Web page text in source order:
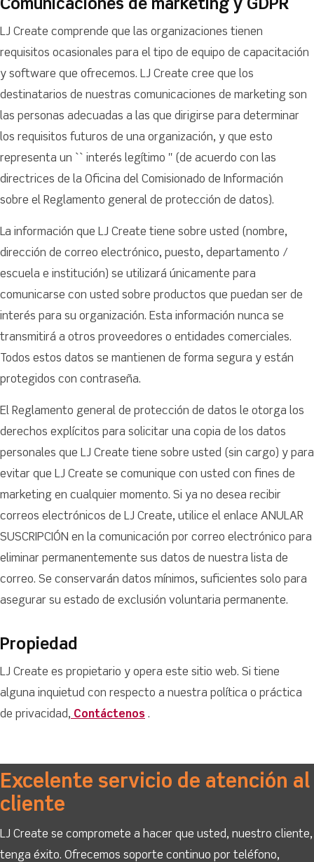
Comunicaciones de marketing y GDPR
LJ Create comprende que las organizaciones tienen
requisitos ocasionales para el tipo de equipo de capacitación
y software que ofrecemos. LJ Create cree que los
destinatarios de nuestras comunicaciones de marketing son
las personas adecuadas a las que dirigirse para determinar
los requisitos futuros de una organización, y que esto
representa un `` interés legítimo '' (de acuerdo con las
directrices de la Oficina del Comisionado de Información
sobre el Reglamento general de protección de datos).
La información que LJ Create tiene sobre usted (nombre,
dirección de correo electrónico, puesto, departamento /
escuela e institución) se utilizará únicamente para
comunicarse con usted sobre productos que puedan ser de
interés para su organización. Esta información nunca se
transmitirá a otros proveedores o entidades comerciales.
Todos estos datos se mantienen de forma segura y están
protegidos con contraseña.
El Reglamento general de protección de datos le otorga los
derechos explícitos para solicitar una copia de los datos
personales que LJ Create tiene sobre usted (sin cargo) y para
evitar que LJ Create se comunique con usted con fines de
marketing en cualquier momento. Si ya no desea recibir
correos electrónicos de LJ Create, utilice el enlace ANULAR
SUSCRIPCIÓN en la comunicación por correo electrónico para
eliminar permanentemente sus datos de nuestra lista de
correo. Se conservarán datos mínimos, suficientes solo para
asegurar su estado de exclusión voluntaria permanente.
Propiedad
LJ Create es propietario y opera este sitio web. Si tiene
alguna inquietud con respecto a nuestra política o práctica
de privacidad, Contáctenos .
Excelente servicio de atención al
cliente
LJ Create se compromete a hacer que usted, nuestro cliente,
tenga éxito. Ofrecemos soporte continuo por teléfono,